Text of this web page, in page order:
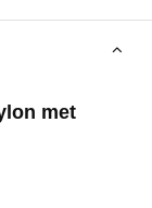
met